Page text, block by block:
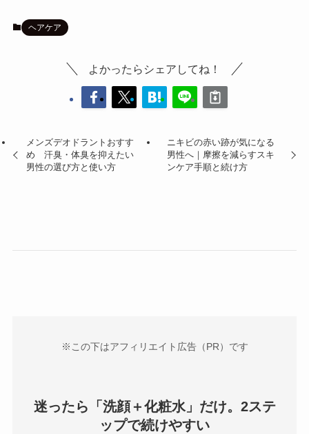
ヘアケア
よかったらシェアしてね！
メンズデオドラントおすす
め 汗臭・体臭を抑えたい
男性の選び方と使い方
ニキビの赤い跡が気になる
男性へ｜摩擦を減らすスキ
ンケア手順と続け方
※この下はアフィリエイト広告（PR）です
迷ったら「洗顔＋化粧水」だけ。2ステ
ップで続けやすい